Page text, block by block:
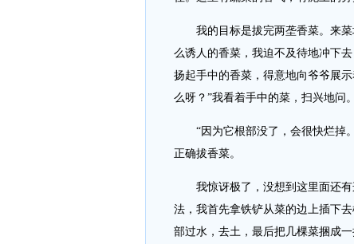
我的目标是拔完两垄香菜。来菜
么诱人的香菜，我迫不及待地冲下
扬起手中的香菜，得意地向爷爷展
么呀？”我看着手中的菜，扫兴地问。
“因为它根部没了，会很快烂掉。
正确拔香菜。
我惊讶极了，没想到这里面还有
法，我首先拿铁铲从菜的边上插下
部过水，去土，最后把几棵菜捆成